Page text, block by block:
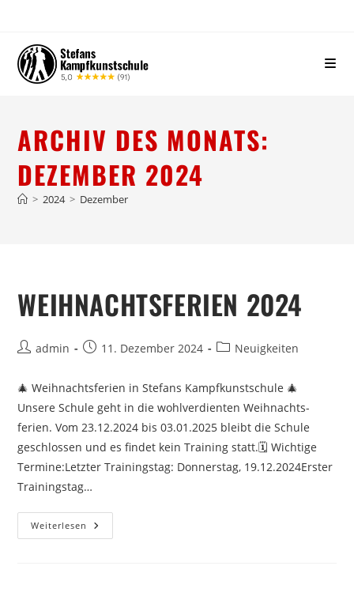
ARCHIV DES MONATS:
DEZEMBER 2024
> 2024 > Dezember
WEIHNACHTSFERIEN 2024
admin 11. Dezember 2024 Neuigkeiten
🎄 Weihnachts­ferien in Stefans Kampf­kunst­schule 🎄
Unsere Schule geht in die wohl­verdienten Weihnachts­
ferien. Vom 23.12.2024 bis 03.01.2025 bleibt die Schule
geschlossen und es findet kein Training statt.🗓️ Wichtige
Termine:Letzter Trainings­tag: Donnerstag, 19.12.2024Erster
Trainings­tag…
Weiterlesen